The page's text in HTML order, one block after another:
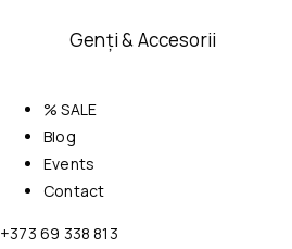
Genți & Accesorii
% SALE
Blog
Events
Contact
+373 69 338 813